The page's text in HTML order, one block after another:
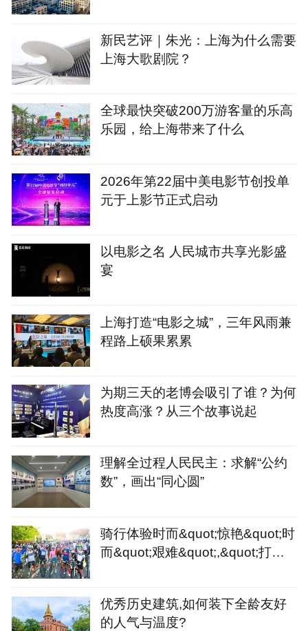
新民艺评｜朱光：上海为什么需要
上海大歌剧院？
全球最快突破200万游客量的乐高
乐园，给上海带来了什么
2026年第22届中美电影节创投单
元于上影节正式启动
以电影之名 人民城市共享光影盛
宴
上海打造“电影之城”，三年风雨兼
程路上硕果累累
为期三天的老博会吸引了谁？为何
热度高涨？从三个故事说起
理解全过程人民民主：求解“公约
数”，画出“同心圆”
骑行体验时而&quot;惊艳&quot;时
而&quot;艰难&quot;,&quot;打造
优秀历史建筑,如何装下全龄友好
的人气与温度?